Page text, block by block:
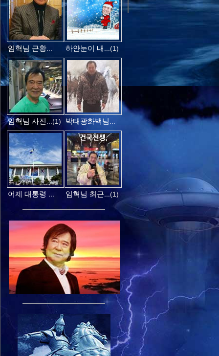
임혁님 근황... 하얀눈이 내...(1)
임혁님 사진...(1) 박태광화백님...
어제 대통령 ... 임혁님 최근...(1)